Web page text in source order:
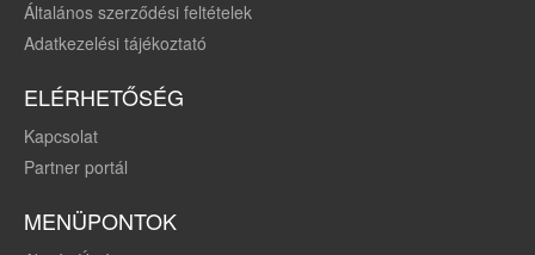
Általános szerződési feltételek
Adatkezelési tájékoztató
ELÉRHETŐSÉG
Kapcsolat
Partner portál
MENÜPONTOK